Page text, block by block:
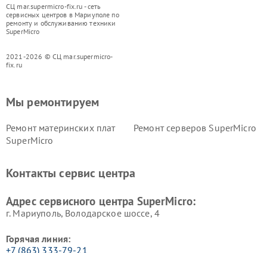
СЦ mar.supermicro-fix.ru - сеть
сервисных центров в Мариуполе по
ремонту и обслуживанию техники
SuperMicro
2021-2026 © СЦ mar.supermicro-
fix.ru
Мы ремонтируем
Ремонт материнских плат
SuperMicro
Ремонт серверов SuperMicro
Контакты сервис центра
Адрес сервисного центра SuperMicro:
г. Мариуполь, Володарское шоссе, 4
Горячая линия:
+7 (863) 333-79-21